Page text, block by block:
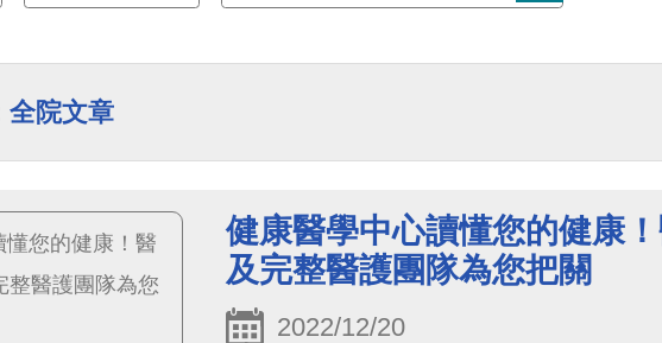
全院文章
健康醫學中心讀懂您的健康
及完整醫護團隊為您把關
2022/12/20